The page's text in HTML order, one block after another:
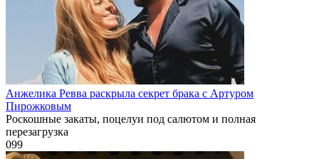
Анжелика Ревва раскрыла секрет брака с Артуром
Пирожковым
Роскошные закаты, поцелуи под салютом и полная
перезагрузка
099